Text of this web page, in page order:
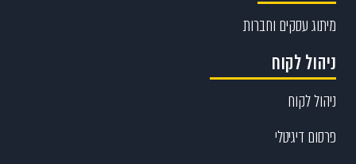
מיתוג עסקים וחברות
ניהול לקוח
ניהול לקוח
פרסום דיגיטלי